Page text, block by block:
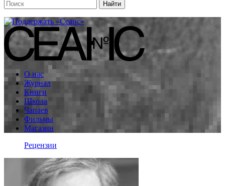
О нас
Журнал
Книги
Школа
Чапаев
Фильмы
Магазин
Рецензии